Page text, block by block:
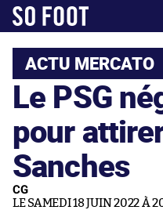
ACTU MERCATO
Le PSG
pour
Sanches
CG
LE SAMEDI 18 JUIN 2022 À